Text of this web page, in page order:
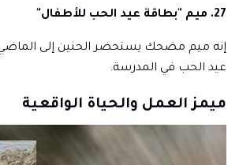
27. ميم "بطاقة عيد الحب للأطفال"
إنه ميم مضحك يستحضر الحنين إلى
عيد الحب في المدرسة.
ميمز العمل والحياة الواقعية